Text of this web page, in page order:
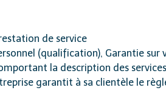
de service
(qualification), Garantie
la description des
garantit à sa clientèle le